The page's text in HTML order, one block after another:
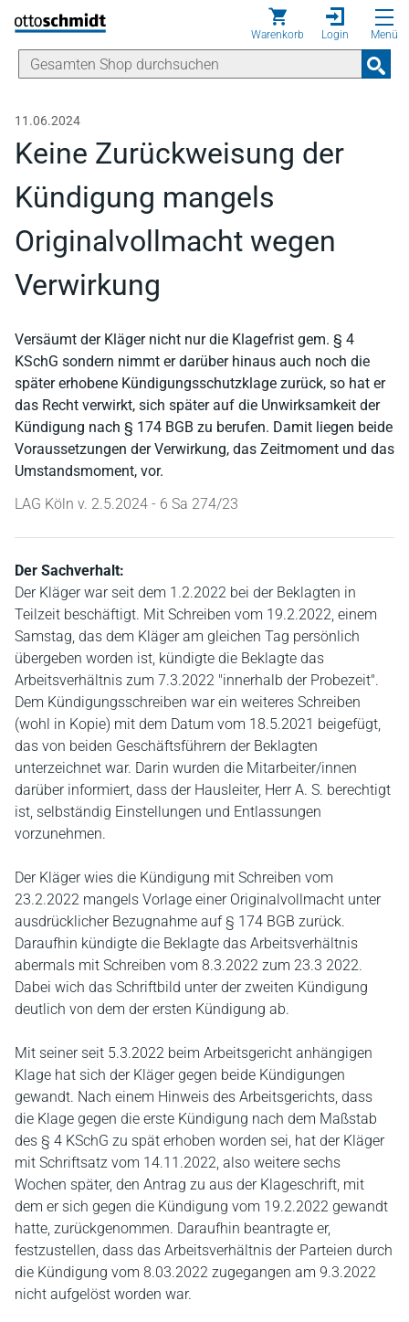
Direkt zum Inhalt
Warenkorb Login Menü
11.06.2024
Keine Zurückweisung der
Kündigung mangels
Originalvollmacht wegen
Verwirkung
Versäumt der Kläger nicht nur die Klagefrist gem. § 4
KSchG sondern nimmt er darüber hinaus auch noch die
später erhobene Kündigungsschutzklage zurück, so hat er
das Recht verwirkt, sich später auf die Unwirksamkeit der
Kündigung nach § 174 BGB zu berufen. Damit liegen beide
Voraussetzungen der Verwirkung, das Zeitmoment und das
Umstandsmoment, vor.
LAG Köln v. 2.5.2024 - 6 Sa 274/23
Der Sachverhalt:
Der Kläger war seit dem 1.2.2022 bei der Beklagten in
Teilzeit beschäftigt. Mit Schreiben vom 19.2.2022, einem
Samstag, das dem Kläger am gleichen Tag persönlich
übergeben worden ist, kündigte die Beklagte das
Arbeitsverhältnis zum 7.3.2022 "innerhalb der Probezeit".
Dem Kündigungsschreiben war ein weiteres Schreiben
(wohl in Kopie) mit dem Datum vom 18.5.2021 beigefügt,
das von beiden Geschäftsführern der Beklagten
unterzeichnet war. Darin wurden die Mitarbeiter/innen
darüber informiert, dass der Hausleiter, Herr A. S. berechtigt
ist, selbständig Einstellungen und Entlassungen
vorzunehmen.
Der Kläger wies die Kündigung mit Schreiben vom
23.2.2022 mangels Vorlage einer Originalvollmacht unter
ausdrücklicher Bezugnahme auf § 174 BGB zurück.
Daraufhin kündigte die Beklagte das Arbeitsverhältnis
abermals mit Schreiben vom 8.3.2022 zum 23.3 2022.
Dabei wich das Schriftbild unter der zweiten Kündigung
deutlich von dem der ersten Kündigung ab.
Mit seiner seit 5.3.2022 beim Arbeitsgericht anhängigen
Klage hat sich der Kläger gegen beide Kündigungen
gewandt. Nach einem Hinweis des Arbeitsgerichts, dass
die Klage gegen die erste Kündigung nach dem Maßstab
des § 4 KSchG zu spät erhoben worden sei, hat der Kläger
mit Schriftsatz vom 14.11.2022, also weitere sechs
Wochen später, den Antrag zu aus der Klageschrift, mit
dem er sich gegen die Kündigung vom 19.2.2022 gewandt
hatte, zurückgenommen. Daraufhin beantragte er,
festzustellen, dass das Arbeitsverhältnis der Parteien durch
die Kündigung vom 8.03.2022 zugegangen am 9.3.2022
nicht aufgelöst worden war.